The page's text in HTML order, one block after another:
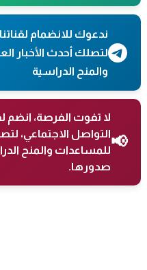
ندعوك للانضمام
لتصلك أحدث الأخبار
والمنح الدراسية
📢
لا تفوت الفرصة، انضم
التواصل الاجتماعي،
للمساعدات والمنح
صدورها.